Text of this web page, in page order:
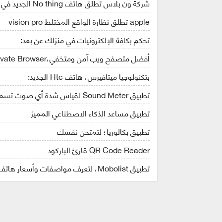
apple تطلق نظارة الواقع المختلط vision pro
تحكم بكافة الإلكترونيات في منزلك عن بعد:
أفضل متصفح ويب آمن ومتخفي،Brave Private Browser
بتكنولوجيا ميتافيرس، هاتف Htc الجديد:
تطبيق Sound Meter لقياس شدة أي صوت تسمعه
تطبيق مساعد الذكاء الاصطناعي المميز
تطبيق بكالوريا؛ لتمتحن نفسك
QR Code Reader قارئ الباركود
تطبيق Mobolist، لتعرف مواصفات وأسعار هاتف Oppo Find X6 Pro